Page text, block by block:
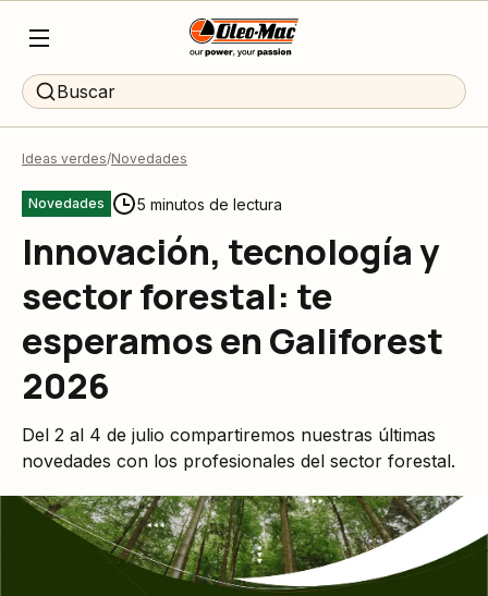
Buscar
Ideas verdes Novedades
Novedades 5 minutos de lectura
Innovación, tecnología y
sector forestal: te
esperamos en Galiforest
2026
Del 2 al 4 de julio compartiremos nuestras últimas
novedades con los profesionales del sector forestal.